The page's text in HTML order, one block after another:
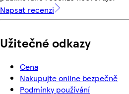
Napsat recenzi
Užitečné odkazy
Cena
Nakupujte online bezpečně
Podmínky používání